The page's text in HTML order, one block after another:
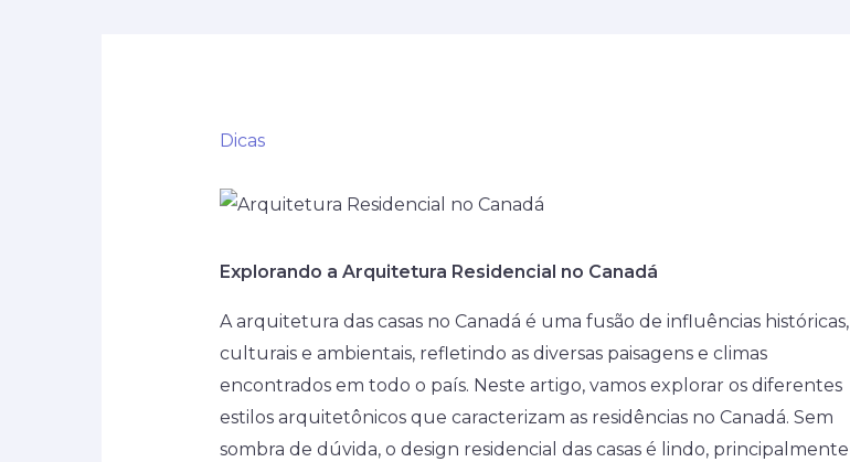
Dicas
Explorando a Arquitetura Residencial no Canadá
A arquitetura das casas no Canadá é uma fusão de influências históricas,
culturais e ambientais, refletindo as diversas paisagens e climas
encontrados em todo o país. Neste artigo, vamos explorar os diferentes
estilos arquitetônicos que caracterizam as residências no Canadá. Sem
sombra de dúvida, o design residencial das casas é lindo, principalmente